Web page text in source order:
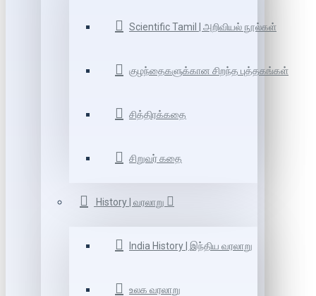
Scientific Tamil | அறிவியல் நூல்கள்
குழந்தைகளுக்கான சிறந்த புத்தகங்கள்
சித்திரக்கதை
சிறுவர் கதை
History | வரலாறு
India History | இந்திய வரலாறு
உலக வரலாறு